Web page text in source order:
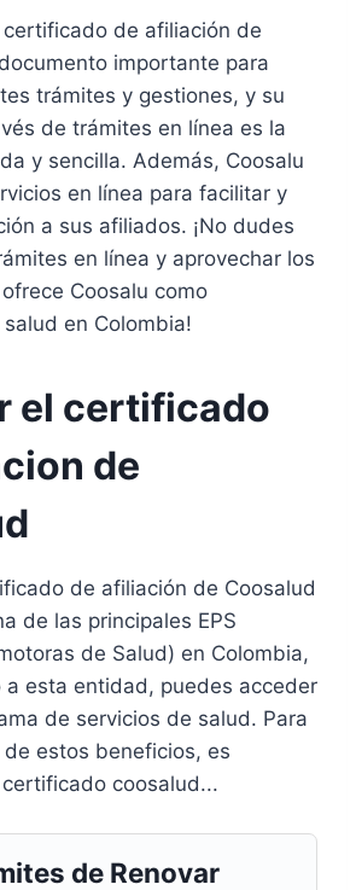
certificado de afiliación de
importante para
trámites y gestiones, y su
de trámites en línea es la
y sencilla. Además, Coosalu
en línea para facilitar y
a sus afiliados. ¡No dudes
en línea y aprovechar los
Coosalu como
en Colombia!
el certificado
de
de afiliación de Coosalud
de las principales EPS
de Salud) en Colombia,
a esta entidad, puedes acceder
de servicios de salud. Para
estos beneficios, es
coosalud...
de Renovar